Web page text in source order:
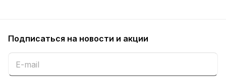
Подписаться на новости и акции